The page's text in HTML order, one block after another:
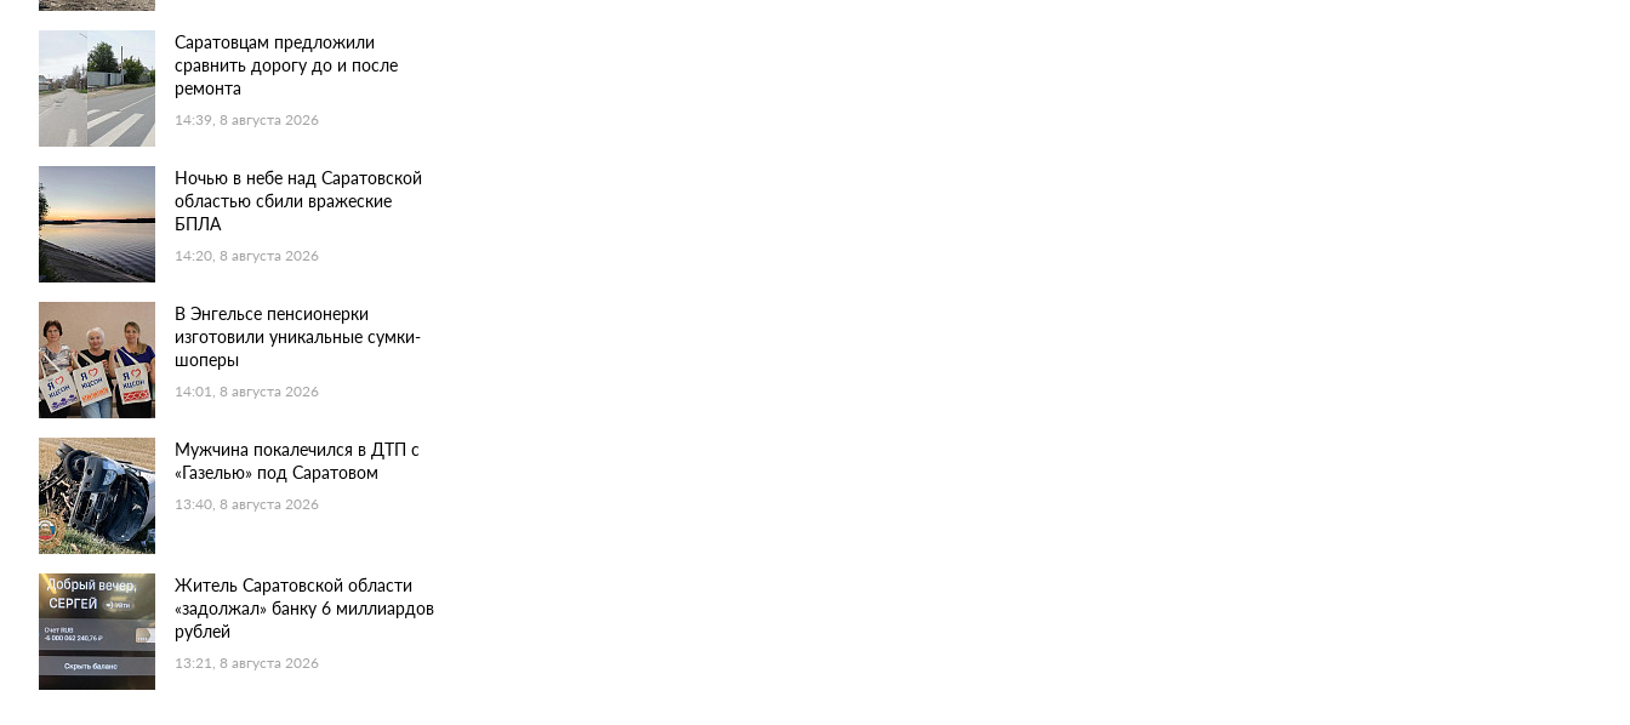
Саратовцам предложили
сравнить дорогу до и после
ремонта
14:39, 8 августа 2026
Ночью в небе над Саратовской
областью сбили вражеские
БПЛА
14:20, 8 августа 2026
В Энгельсе пенсионерки
изготовили уникальные сумки-
шоперы
14:01, 8 августа 2026
Мужчина покалечился в ДТП с
«Газелью» под Саратовом
13:40, 8 августа 2026
Житель Саратовской области
«задолжал» банку 6 миллиардов
рублей
13:21, 8 августа 2026